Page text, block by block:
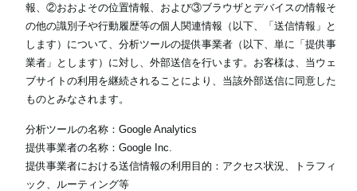
報、②おおよその位置情報、および③ブラウザとデバイスの情報そ
の他の識別子や行動履歴等の個人関連情報（以下、「送信情報」と
します）について、分析ツールの提供事業者（以下、単に「提供事
業者」とします）に対し、外部送信を行います。お客様は、当ウェ
ブサイトの利用を継続されることにより、当該外部送信に同意した
ものとみなされます。
分析ツールの名称：Google Analytics
提供事業者の名称：Google Inc.
提供事業者における送信情報の利用目的：アクセス状況、トラフィ
ック、ルーティング等